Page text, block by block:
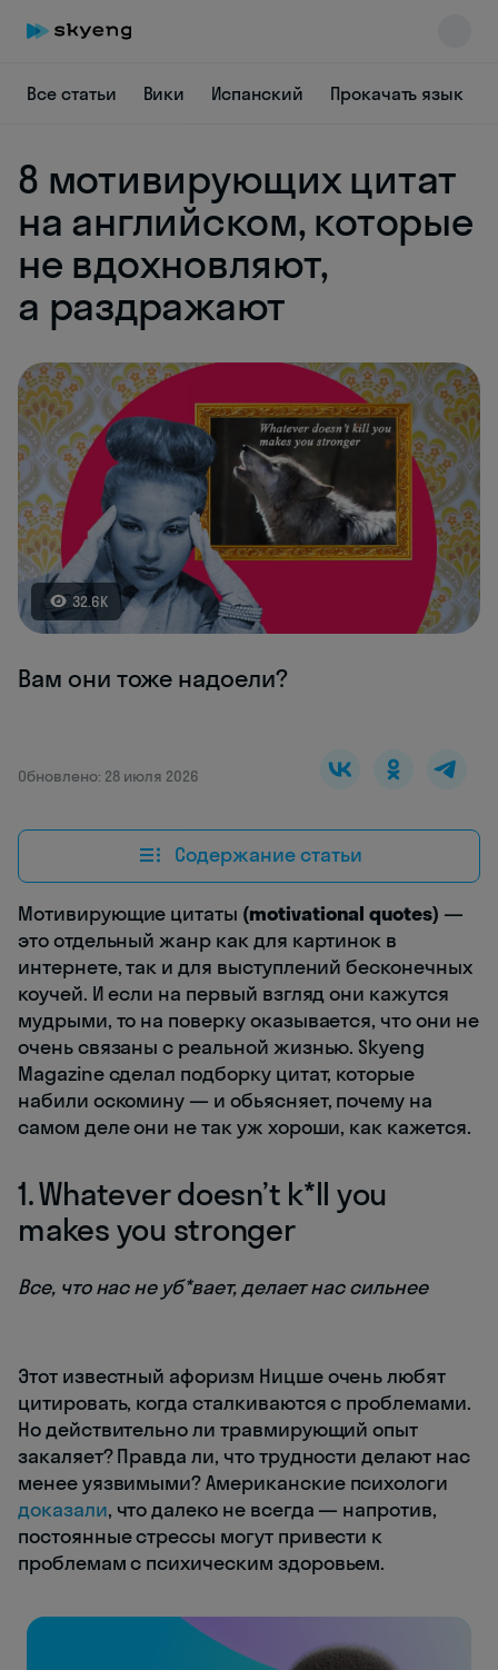
Все статьи Вики Испанский Прокачать язык
8 мотивирующих цитат
на английском, которые
не вдохновляют,
а раздражают
32.6K
Вам они тоже надоели?
Обновлено: 28 июля 2026
Содержание статьи
Мотивирующие цитаты (motivational quotes) —
это отдельный жанр как для картинок в
интернете, так и для выступлений бесконечных
коучей. И если на первый взгляд они кажутся
мудрыми, то на поверку оказывается, что они не
очень связаны с реальной жизнью. Skyeng
Magazine сделал подборку цитат, которые
набили оскомину — и обьясняет, почему на
самом деле они не так уж хороши, как кажется.
1. Whatever doesn’t k*ll you
makes you stronger
Все, что нас не уб*вает, делает нас сильнее
Этот известный афоризм Ницше очень любят
цитировать, когда сталкиваются с проблемами.
Но действительно ли травмирующий опыт
закаляет? Правда ли, что трудности делают нас
менее уязвимыми? Американские психологи
доказали, что далеко не всегда — напротив,
постоянные стрессы могут привести к
проблемам с психическим здоровьем.
Skyeng Chat
online